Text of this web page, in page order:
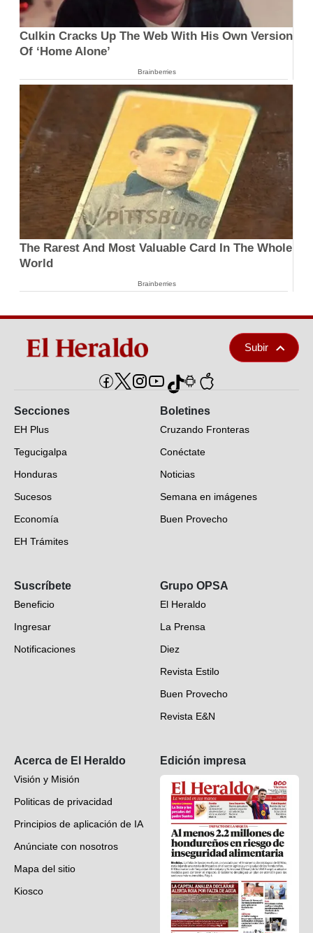
Culkin Cracks Up The Web With His Own Version
Of ‘Home Alone’
Brainberries
The Rarest And Most Valuable Card In The Whole
World
Brainberries
Subir
Secciones
EH Plus
Tegucigalpa
Honduras
Sucesos
Economía
EH Trámites
EH Verifica
Fotogalerías
Deportes
Videos
Boletines
Cruzando Fronteras
Conéctate
Noticias
Semana en imágenes
Buen Provecho
Suscríbete
Beneficio
Ingresar
Notificaciones
Grupo OPSA
El Heraldo
La Prensa
Diez
Revista Estilo
Buen Provecho
Revista E&N
Acerca de El Heraldo
Visión y Misión
Politicas de privacidad
Principios de aplicación de IA
Anúnciate con nosotros
Mapa del sitio
Kiosco
Edición impresa